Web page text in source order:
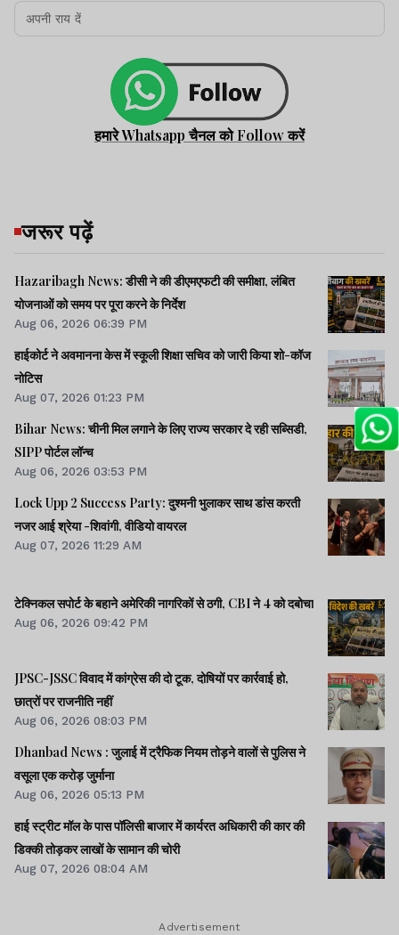
हमारे Whatsapp चैनल को Follow करें
जरूर पढ़ें
Hazaribagh News: डीसी ने की डीएमएफटी की समीक्षा, लंबित
योजनाओं को समय पर पूरा करने के निर्देश
Aug 06, 2026 06:39 PM
हाईकोर्ट ने अवमानना केस में स्कूली शिक्षा सचिव को जारी किया शो-कॉज
नोटिस
Aug 07, 2026 01:23 PM
Bihar News: चीनी मिल लगाने के लिए राज्य सरकार दे रही सब्सिडी,
SIPP पोर्टल लॉन्च
Aug 06, 2026 03:53 PM
Lock Upp 2 Success Party: दुश्मनी भुलाकर साथ डांस करती
नजर आई श्रेया -शिवांगी, वीडियो वायरल
Aug 07, 2026 11:29 AM
टेक्निकल सपोर्ट के बहाने अमेरिकी नागरिकों से ठगी, CBI ने 4 को दबोचा
Aug 06, 2026 09:42 PM
JPSC-JSSC विवाद में कांग्रेस की दो टूक, दोषियों पर कार्रवाई हो,
छात्रों पर राजनीति नहीं
Aug 06, 2026 08:03 PM
Dhanbad News : जुलाई में ट्रैफिक नियम तोड़ने वालों से पुलिस ने
वसूला एक करोड़ जुर्माना
Aug 06, 2026 05:13 PM
हाई स्ट्रीट मॉल के पास पॉलिसी बाजार में कार्यरत अधिकारी की कार की
डिक्की तोड़कर लाखों के सामान की चोरी
Aug 07, 2026 08:04 AM
Advertisement